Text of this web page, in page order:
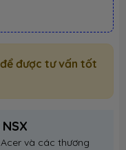
để được tư vấn tốt
và các thương